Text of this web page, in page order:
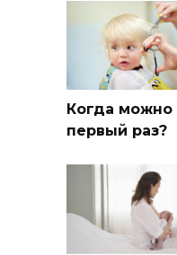
Когда
первый раз?